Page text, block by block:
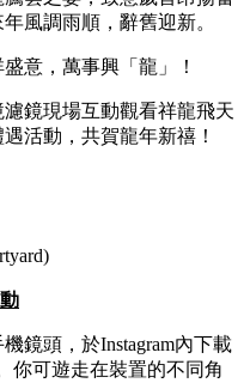
風調雨順，辭舊迎新。
意，萬事興「龍」！
鏡現場互動觀看祥龍飛天
活動，共賀龍年新禧！
鏡頭，於Instagram內下載
你可遊走在裝置的不同角